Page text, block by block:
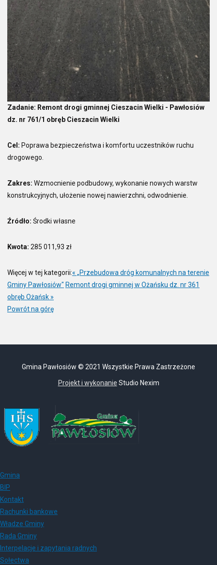
Zadanie: Remont drogi gminnej Cieszacin Wielki - Pawłosiów
dz. nr 761/1 obręb Cieszacin Wielki
Cel: Poprawa bezpieczeństwa i komfortu uczestników ruchu
drogowego.
Zakres: Wzmocnienie podbudowy, wykonanie nowych warstw
konstrukcyjnych, ułożenie nowej nawierzchni, odwodnienie.
Źródło: Środki własne
Kwota: 285 011,93 zł
Więcej w tej kategorii:« „Przebudowa dróg komunalnych na terenie
Gminy Pawłosiów" Remont drogi gminnej w Ożańsku dz. nr 361
obręb Ożańsk »
Powrót na górę
Gmina Pawłosiów © 2021 Wszystkie Prawa Zastrzeżone
Projekt i wykonanie Studio Nexim
Gmina
BIP
Kontakt
Rachunki bankowe
Władze Gminy
Rada Gminy
Interpelacje i zapytania radnych
Sołectwa